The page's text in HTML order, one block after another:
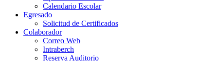
Calendario Escolar
Egresado
Solicitud de Certificados
Colaborador
Correo Web
Intraberch
Reserva Auditorio